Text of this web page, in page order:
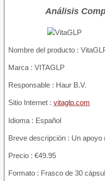
Análisis
Nombre del producto :
Marca : VITAGLP
Responsable : Haur B.V.
Sitio Internet : vitaglp.com
Idioma : Español
Breve descripción : Un apoyo
Precio : €49.95
Formato : Frasco de 30